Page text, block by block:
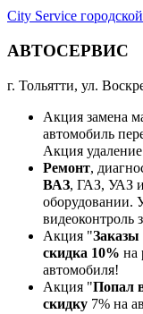
City Service
АВТОСЕРВИС
г. Тольятти, ул.
Акция замена
автомобиль
Акция
Ремонт,
ВАЗ, ГАЗ, УАЗ и
оборудовании.
видеоконтроль
Акция "Заказы
скидка 10% на
автомобиля!
Акция "Попал
скидку 7% на